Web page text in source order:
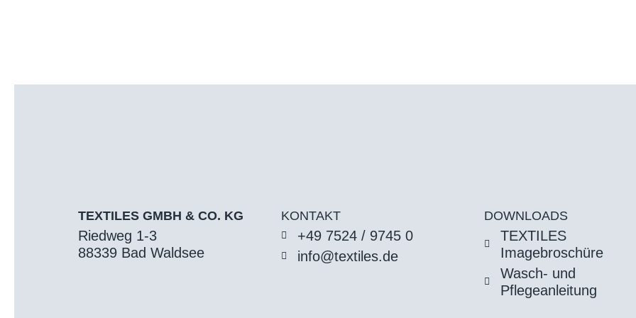
TEXTILES GMBH & CO. KG
Riedweg 1-3
88339 Bad Waldsee
KONTAKT
+49 7524 / 9745 0
info@textiles.de
DOWNLOADS
TEXTILES
Imagebroschüre
Wasch- und
Pflegeanleitung